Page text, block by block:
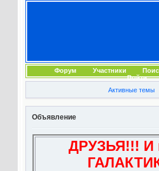
Форум Участники
Войти
Активные темы
Объявление
ДРУЗЬЯ!!! И